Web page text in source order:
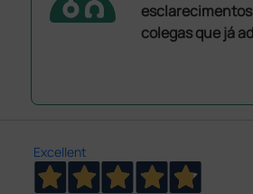
colegas que já
Excellent